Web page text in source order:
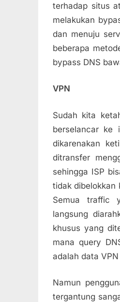
terhadap situs
melakukan
dan menuju
beberapa
bypass DNS
VPN
Sudah kita
berselancar ke
dikarenakan
ditransfer
sehingga ISP
tidak dibelokkan
Semua traffic
langsung
khusus yang
mana query
adalah data
Namun
tergantung